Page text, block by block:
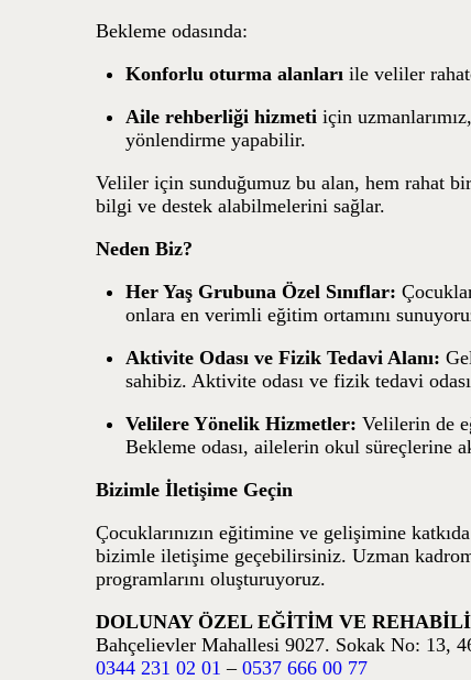
Bekleme odasında:
Konforlu oturma alanları ile veliler
Aile rehberliği hizmeti için
yönlendirme yapabilir.
Veliler için sunduğumuz bu alan, hem rahat
bilgi ve destek alabilmelerini sağlar.
Neden Biz?
Her Yaş Grubuna Özel Sınıflar:
onlara en verimli eğitim ortamını
Aktivite Odası ve Fizik Tedavi Alanı:
sahibiz. Aktivite odası ve fizik tedavi
Velilere Yönelik Hizmetler: Velilerin de
Bekleme odası, ailelerin okul süreçlerine
Bizimle İletişime Geçin
Çocuklarınızın eğitimine ve gelişimine
bizimle iletişime geçebilirsiniz. Uzman
programlarını oluşturuyoruz.
DOLUNAY ÖZEL EĞİTİM VE
Bahçelievler Mahallesi 9027. Sokak No: 13,
0344 231 02 01 – 0537 666 00 77